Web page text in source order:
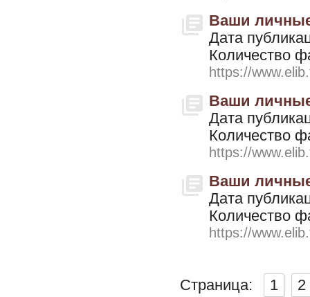
Ваши
Дата
Количество
https://
Ваши
Дата
Количество
https://
Ваши
Дата
Количество
https://
Страница: 1 2